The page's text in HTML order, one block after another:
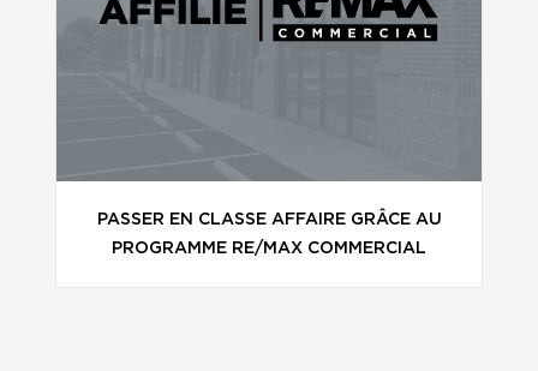
PASSER EN CLASSE AFFAIRE GRÂCE AU
PROGRAMME RE/MAX COMMERCIAL